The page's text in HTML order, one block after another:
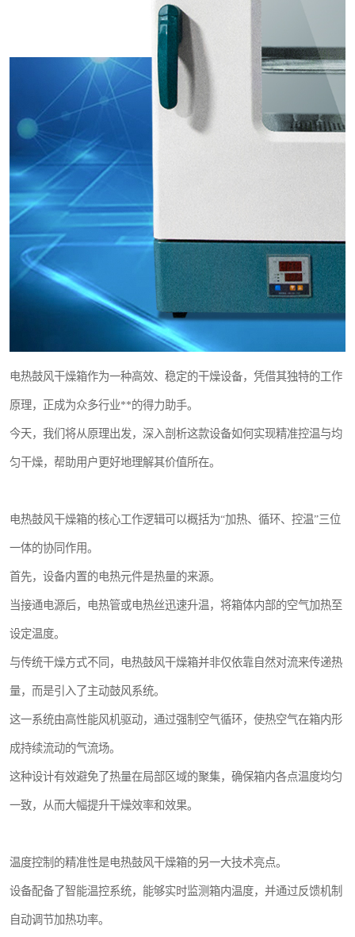
电热鼓风干燥箱作为一种高效、稳定的干燥设备，凭借其独特的工作
原理，正成为众多行业**的得力助手。
今天，我们将从原理出发，深入剖析这款设备如何实现精准控温与均
匀干燥，帮助用户更好地理解其价值所在。
电热鼓风干燥箱的核心工作逻辑可以概括为“加热、循环、控温”三位
一体的协同作用。
首先，设备内置的电热元件是热量的来源。
当接通电源后，电热管或电热丝迅速升温，将箱体内部的空气加热至
设定温度。
与传统干燥方式不同，电热鼓风干燥箱并非仅依靠自然对流来传递热
量，而是引入了主动鼓风系统。
这一系统由高性能风机驱动，通过强制空气循环，使热空气在箱内形
成持续流动的气流场。
这种设计有效避免了热量在局部区域的聚集，确保箱内各点温度均匀
一致，从而大幅提升干燥效率和效果。
温度控制的精准性是电热鼓风干燥箱的另一大技术亮点。
设备配备了智能温控系统，能够实时监测箱内温度，并通过反馈机制
自动调节加热功率。